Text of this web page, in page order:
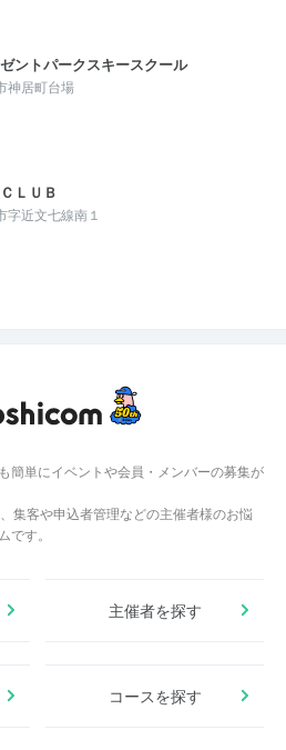
ントパークスキースクール
神居町台場
ＬＵＢ
字近文七線南１
簡単にイベントや会員・メンバーの募集が
集客や申込者管理などの主催者様のお悩
です。
主催者を探す
コースを探す